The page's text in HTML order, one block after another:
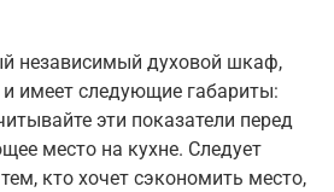
независимый духовой шкаф,
имеет следующие габариты:
эти показатели перед
место на кухне. Следует
кто хочет сэкономить место,